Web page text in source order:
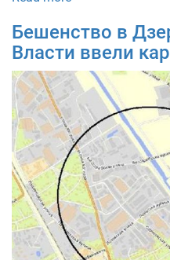
Бешенство в
Власти ввели